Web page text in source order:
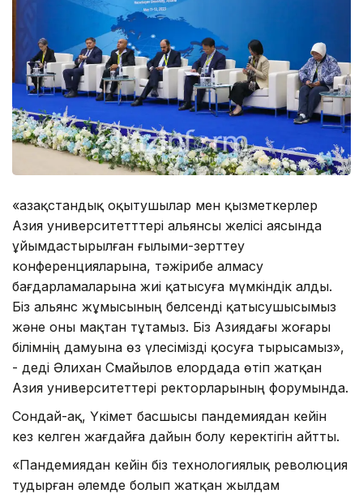
«Қазақстандық оқытушылар мен қызметкерлер
Азия университетттері альянсы желісі аясында
ұйымдастырылған ғылыми-зерттеу
конференцияларына, тәжірибе алмасу
бағдарламаларына жиі қатысуға мүмкіндік алды.
Біз альянс жұмысының белсенді қатысушысымыз
және оны мақтан тұтамыз. Біз Азиядағы жоғары
білімнің дамуына өз үлесімізді қосуға тырысамыз»,
- деді Әлихан Смайылов елордада өтіп жатқан
Азия университеттері ректорларының форумында.
Сондай-ақ, Үкімет басшысы пандемиядан кейін
кез келген жағдайға дайын болу керектігін айтты.
«Пандемиядан кейін біз технологиялық революция
тудырған әлемде болып жатқан жылдам